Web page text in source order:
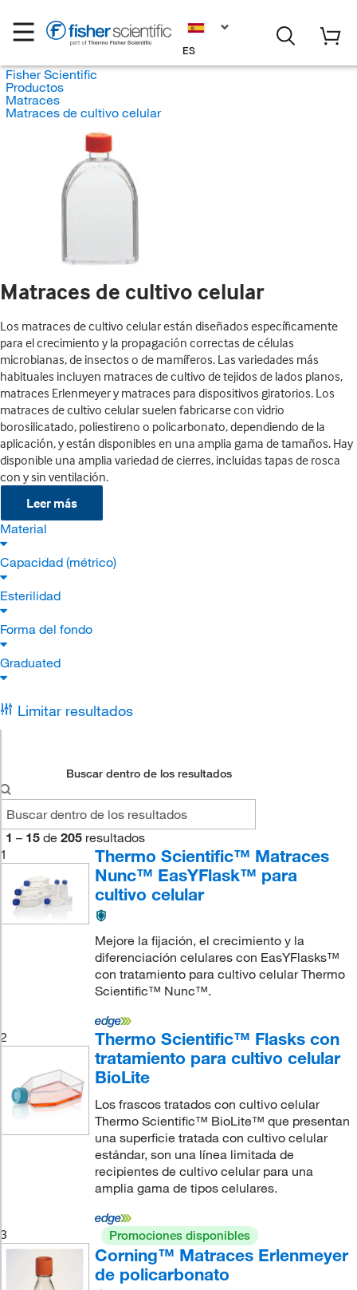
ES
Fisher Scientific
Productos
Matraces
Matraces de cultivo celular
Matraces de cultivo celular
Los matraces de cultivo celular están diseñados específicamente
para el crecimiento y la propagación correctas de células
microbianas, de insectos o de mamíferos. Las variedades más
habituales incluyen matraces de cultivo de tejidos de lados planos,
matraces Erlenmeyer y matraces para dispositivos giratorios. Los
matraces de cultivo celular suelen fabricarse con vidrio
borosilicatado, poliestireno o policarbonato, dependiendo de la
aplicación, y están disponibles en una amplia gama de tamaños. Hay
disponible una amplia variedad de cierres, incluidas tapas de rosca
con y sin ventilación.
Leer más
Material
Capacidad (métrico)
Esterilidad
Forma del fondo
Graduated
Limitar resultados
Buscar dentro de los resultados
1 – 15 de 205 resultados
1
Thermo Scientific™ Matraces
Nunc™ EasYFlask™ para
cultivo celular
Mejore la fijación, el crecimiento y la
diferenciación celulares con EasYFlasks™
con tratamiento para cultivo celular Thermo
Scientific™ Nunc™.
2
Thermo Scientific™ Flasks con
tratamiento para cultivo celular
BioLite
Los frascos tratados con cultivo celular
Thermo Scientific™ BioLite™ que presentan
una superficie tratada con cultivo celular
estándar, son una línea limitada de
recipientes de cultivo celular para una
amplia gama de tipos celulares.
3 Promociones disponibles
Corning™ Matraces Erlenmeyer
de policarbonato